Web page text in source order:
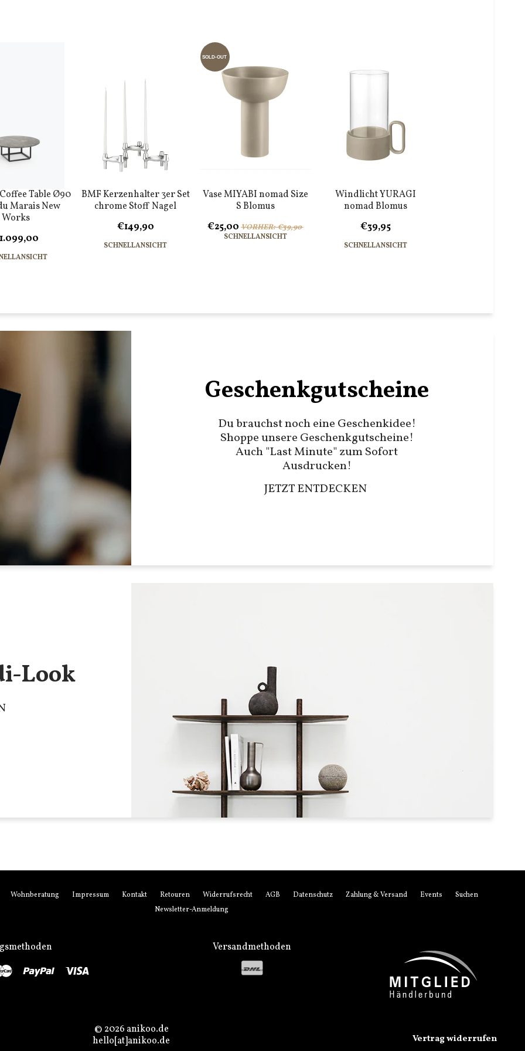
Table Ø90
Marais New
Works
BMF Kerzenhalter 3er Set
chrome Stoff Nagel
€149,90
SCHNELLANSICHT
Vase MIYABI nomad Size
S Blomus
SOLD-OUT
€25,00 VORHER: €39,90
SCHNELLANSICHT
Windlicht YURAGI
nomad Blomus
€39,95
SCHNELLANSICHT
Geschenkgutscheine
Du brauchst noch eine Geschenkidee!
Shoppe unsere Geschenkgutscheine!
Auch "Last Minute" zum Sofort
Ausdrucken!
JETZT ENTDECKEN
Look
Wohnberatung Impressum Kontakt Retouren Widerrufsrecht AGB Datenschutz Zahlung & Versand Events
Suchen
Newsletter-Anmeldung
Master Paypal
Versandmethoden
© 2026 anikoo.de
hello[at]anikoo.de
Vertrag widerrufen